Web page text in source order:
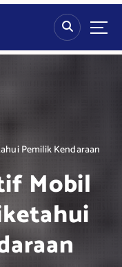
Pemilik Kendaraan
Mobil